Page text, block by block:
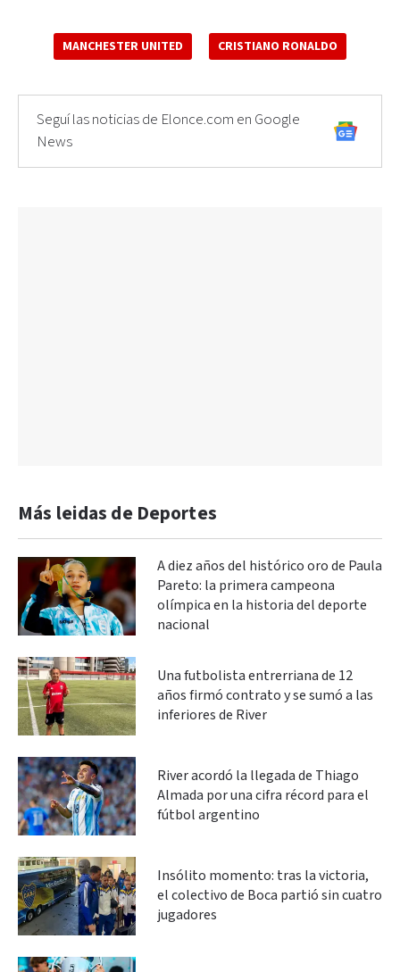
MANCHESTER UNITED CRISTIANO RONALDO
Seguí las noticias de Elonce.com en Google
News
Más leidas de Deportes
A diez años del histórico oro de Paula
Pareto: la primera campeona
olímpica en la historia del deporte
nacional
Una futbolista entrerriana de 12
años firmó contrato y se sumó a las
inferiores de River
River acordó la llegada de Thiago
Almada por una cifra récord para el
fútbol argentino
Insólito momento: tras la victoria,
el colectivo de Boca partió sin cuatro
jugadores